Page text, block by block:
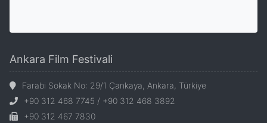
Ankara Film Festivali
Farabi Sokak No: 29/1 Çankaya, Ankara, Türkiye
+90 312 468 7745 / +90 312 468 3892
+90 312 467 7830